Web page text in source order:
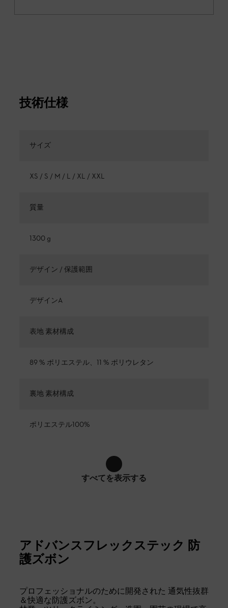
技術仕様
サイズ
XS / S / M / L / XL / XXL
質量
1300 g
デザイン / 保護範囲
デザインA
表地 素材構成
89 % ポリエステル、11 % ポリウレタン
裏地 素材構成
ポリエステル100%
すべてを表示する
アドバンスフレックステック 防
護ズボン
プロフェッショナルのために開発された 通気性抜群
＆快適な防護ズボン。